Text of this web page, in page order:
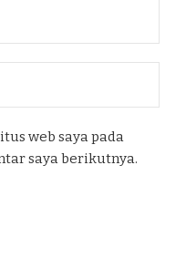
web saya pada
saya berikutnya.